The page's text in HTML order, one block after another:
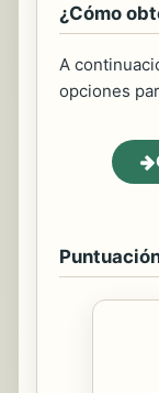
¿Cómo
A
opciones